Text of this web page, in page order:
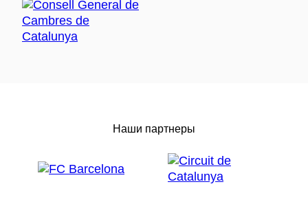
Наши партнеры